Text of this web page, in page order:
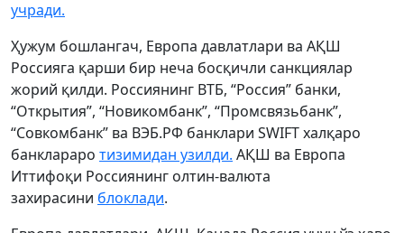
учради.
Ҳужум бошлангач, Европа давлатлари ва АҚШ
Россияга қарши бир неча босқичли санкциялар
жорий қилди. Россиянинг ВТБ, “Россия” банки,
“Открытия”, “Новикомбанк”, “Промсвязьбанк”,
“Совкомбанк” ва ВЭБ.РФ банклари SWIFT халқаро
банклараро тизимидан узилди. АҚШ ва Европа
Иттифоқи Россиянинг олтин-валюта
захирасини блоклади.